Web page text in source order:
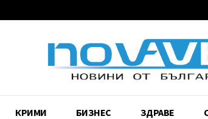
КРИМИ БИЗНЕС ЗДРАВЕ